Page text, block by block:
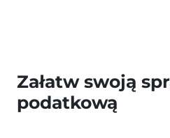
Załatw swoją
podatkową